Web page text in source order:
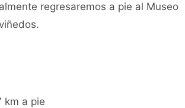
regresaremos a pie al Museo
km a pie